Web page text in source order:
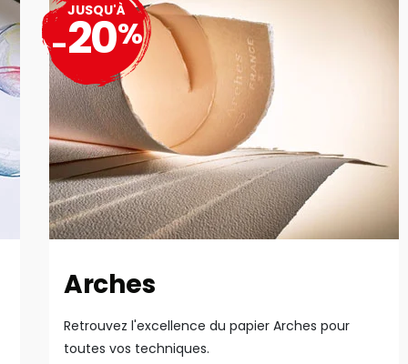
Arches
Retrouvez l'excellence du papier Arches pour
toutes vos techniques.
JUSQU'À
-20%